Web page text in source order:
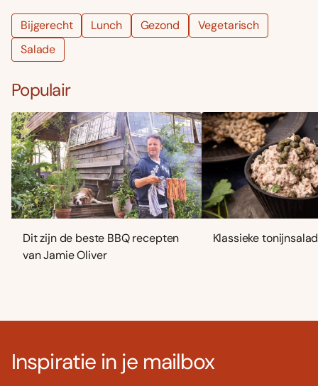
Bijgerecht Lunch Gezond
Vegetarisch
Salade
Populair
Dit zijn de beste BBQ recepten
van Jamie Oliver
Klassieke
Inspiratie in je mailbox